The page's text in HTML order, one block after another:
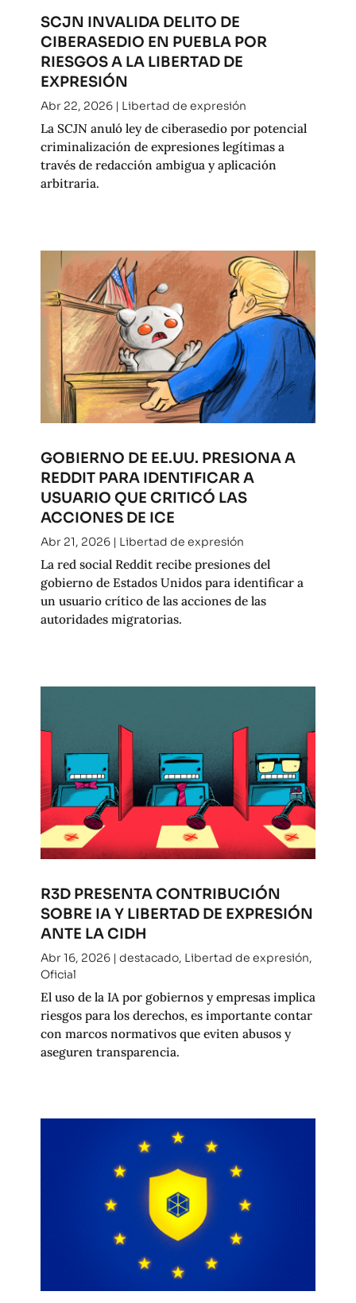
SCJN INVALIDA DELITO DE
CIBERASEDIO EN PUEBLA POR
RIESGOS A LA LIBERTAD DE
EXPRESIÓN
Abr 22, 2026| Libertad de expresión
La SCJN anuló ley de ciberasedio por potencial
criminalización de expresiones legítimas a
través de redacción ambigua y aplicación
arbitraria.
GOBIERNO DE EE.UU. PRESIONA A
REDDIT PARA IDENTIFICAR A
USUARIO QUE CRITICÓ LAS
ACCIONES DE ICE
Abr 21, 2026| Libertad de expresión
La red social Reddit recibe presiones del
gobierno de Estados Unidos para identificar a
un usuario crítico de las acciones de las
autoridades migratorias.
R3D PRESENTA CONTRIBUCIÓN
SOBRE IA Y LIBERTAD DE EXPRESIÓN
ANTE LA CIDH
Abr 16, 2026| destacado, Libertad de expresión,
Oficial
El uso de la IA por gobiernos y empresas implica
riesgos para los derechos, es importante contar
con marcos normativos que eviten abusos y
aseguren transparencia.